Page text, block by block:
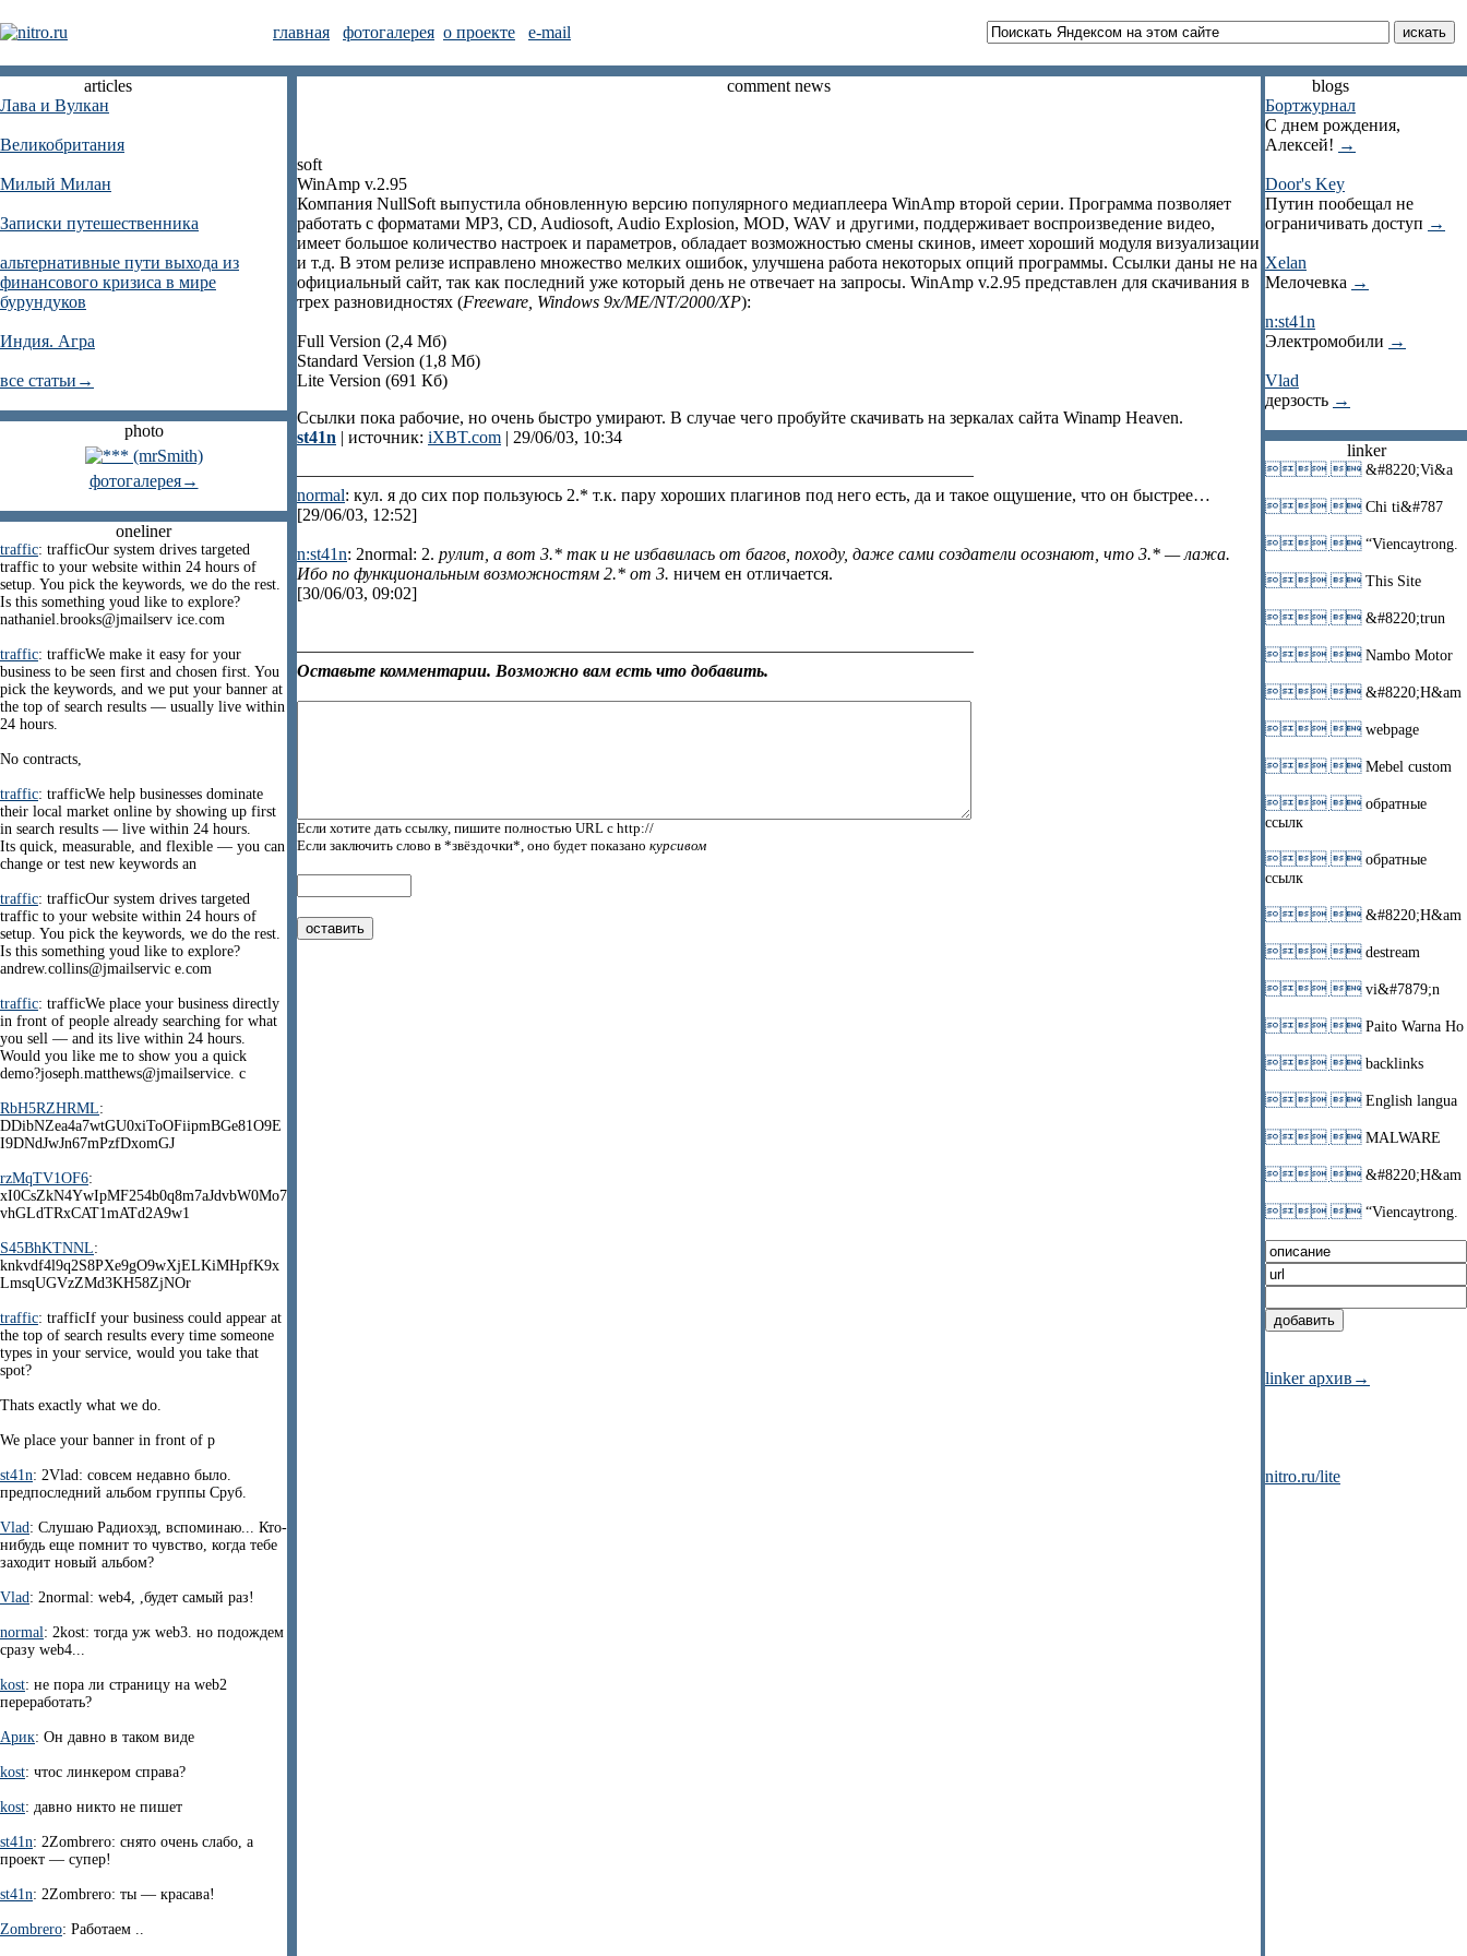
главная фотогалерея о проекте e-mail
articles
Лава и Вулкан
Великобритания
Милый Милан
Записки путешественника
альтернативные пути выхода из
финансового кризиса в мире
бурундуков
Индия. Агра
все статьи→
photo
фотогалерея→
oneliner
traffic: trafficOur system drives targeted
traffic to your website within 24 hours of
setup. You pick the keywords, we do the rest.
Is this something youd like to explore?
nathaniel.brooks@jmailserv ice.com
traffic: trafficWe make it easy for your
business to be seen first and chosen first. You
pick the keywords, and we put your banner at
the top of search results — usually live within
24 hours.
No contracts,
traffic: trafficWe help businesses dominate
their local market online by showing up first
in search results — live within 24 hours.
Its quick, measurable, and flexible — you can
change or test new keywords an
traffic: trafficOur system drives targeted
traffic to your website within 24 hours of
setup. You pick the keywords, we do the rest.
Is this something youd like to explore?
andrew.collins@jmailservic e.com
traffic: trafficWe place your business directly
in front of people already searching for what
you sell — and its live within 24 hours.
Would you like me to show you a quick
demo?joseph.matthews@jmailservice. c
RbH5RZHRML:
DDibNZea4a7wtGU0xiToOFiipmBGe81O9E
I9DNdJwJn67mPzfDxomGJ
rzMqTV1OF6:
xI0CsZkN4YwIpMF254b0q8m7aJdvbW0Mo7
vhGLdTRxCAT1mATd2A9w1
S45BhKTNNL:
knkvdf4l9q2S8PXe9gO9wXjELKiMHpfK9x
LmsqUGVzZMd3KH58ZjNOr
traffic: trafficIf your business could appear at
the top of search results every time someone
types in your service, would you take that
spot?
Thats exactly what we do.
We place your banner in front of p
st41n: 2Vlad: совсем недавно было.
предпоследний альбом группы Сруб.
Vlad: Слушаю Радиохэд, вспоминаю... Кто-
нибудь еще помнит то чувство, когда тебе
заходит новый альбом?
Vlad: 2normal: web4, ,будет самый раз!
normal: 2kost: тогда уж web3. но подождем
сразу web4...
kost: не пора ли страницу на web2
переработать?
Арик: Он давно в таком виде
kost: чтос линкером справа?
kost: давно никто не пишет
st41n: 2Zombrero: снято очень слабо, а
проект — супер!
st41n: 2Zombrero: ты — красава!
Zombrero: Работаем ..
comment news
soft
WinAmp v.2.95
Компания NullSoft выпустила обновленную версию популярного медиаплеера WinAmp второй серии. Программа позволяет
работать с форматами MP3, CD, Audiosoft, Audio Explosion, MOD, WAV и другими, поддерживает воспроизведение видео,
имеет большое количество настроек и параметров, обладает возможностью смены скинов, имеет хороший модуля визуализации
и т.д. В этом релизе исправлено множество мелких ошибок, улучшена работа некоторых опций программы. Ссылки даны не на
официальный сайт, так как последний уже который день не отвечает на запросы. WinAmp v.2.95 представлен для скачивания в
трех разновидностях (Freeware, Windows 9x/ME/NT/2000/XP):
Full Version (2,4 Мб)
Standard Version (1,8 Мб)
Lite Version (691 Кб)
Ссылки пока рабочие, но очень быстро умирают. В случае чего пробуйте скачивать на зеркалах сайта Winamp Heaven.
st41n | источник: iXBT.com | 29/06/03, 10:34
normal: кул. я до сих пор пользуюсь 2.* т.к. пару хороших плагинов под него есть, да и такое ощушение, что он быстрее…
[29/06/03, 12:52]
n:st41n: 2normal: 2. рулит, а вот 3.* так и не избавилась от багов, походу, даже сами создатели осознают, что 3.* — лажа.
Ибо по функциональным возможностям 2.* от 3. ничем ен отличается.
[30/06/03, 09:02]
Оставьте комментарии. Возможно вам есть что добавить.
Если хотите дать ссылку, пишите полностью URL с http://
Если заключить слово в *звёздочки*, оно будет показано курсивом
blogs
Бортжурнал
С днем рождения,
Алексей! →
Door's Key
Путин пообещал не
ограничивать доступ →
Xelan
Мелочевка →
n:st41n
Электромобили →
Vlad
дерзость →
linker
 &#8220;Vi&a
 Chi ti&#787
 “Viencaytrong.
 This Site
 &#8220;trun
 Nambo Motor
 &#8220;H&am
 webpage
 Mebel custom
 обратные
ссылк
 обратные
ссылк
 &#8220;H&am
 destream
 vi&#7879;n
 Paito Warna Ho
 backlinks
 English langua
 MALWARE
 &#8220;H&am
 “Viencaytrong.
linker архив→
nitro.ru/lite